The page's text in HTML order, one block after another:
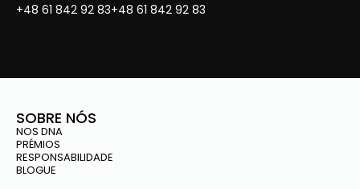
+48 61 842 92 83+48 61 842 92 83
SOBRE NÓS
NOS DNA
PRÉMIOS
RESPONSABILIDADE
BLOGUE